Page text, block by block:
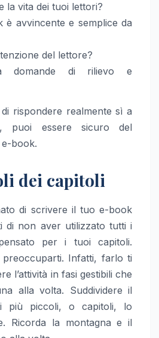
la vita dei tuoi lettori?
è avvincente e semplice da
del lettore?
domande di rilievo e
rispondere realmente sì a
puoi essere sicuro del
book.
dei capitoli
di scrivere il tuo e-book
di non aver utilizzato tutti i
per i tuoi capitoli.
Infatti, farlo ti
l’attività in fasi gestibili che
alla volta. Suddividere il
più piccoli, o capitoli, lo
Ricorda la montagna e il